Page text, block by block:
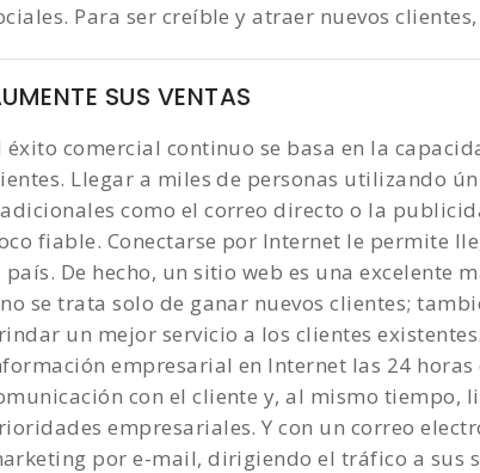
Para ser creíble y atraer nuevos
SUS VENTAS
éxito comercial continuo se basa en la
Llegar a miles de personas utilizando
como el correo directo o la
fiable. Conectarse por Internet le permite
país. De hecho, un sitio web es una excelente
no se trata solo de ganar nuevos clientes;
un mejor servicio a los clientes
empresarial en Internet las 24
con el cliente y, al mismo tiempo,
empresariales. Y con un correo
por e-mail, dirigiendo el tráfico a sus